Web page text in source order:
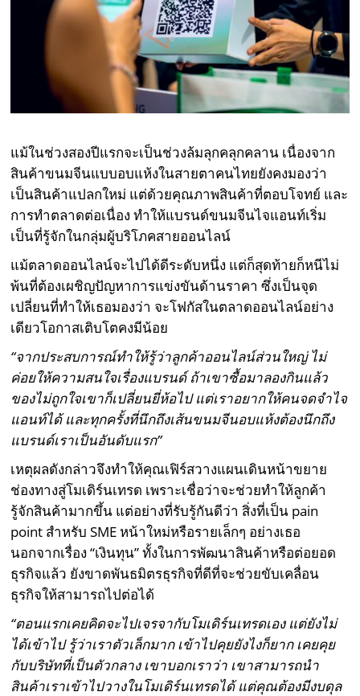
แม้ในช่วงสองปีแรกจะเป็นช่วงล้มลุกคลุกคลาน เนื่องจาก
สินค้าขนมจีนแบบอบแห้งในสายตาคนไทยยังคงมองว่า
เป็นสินค้าแปลกใหม่ แต่ด้วยคุณภาพสินค้าที่ตอบโจทย์ และ
การทำตลาดต่อเนื่อง ทำให้แบรนด์ขนมจีนไจแอนท์เริ่ม
เป็นที่รู้จักในกลุ่มผู้บริโภคสายออนไลน์
แม้ตลาดออนไลน์จะไปได้ดีระดับหนึ่ง แต่ก็สุดท้ายก็หนีไม่
พ้นที่ต้องเผชิญปัญหาการแข่งขันด้านราคา ซึ่งเป็นจุด
เปลี่ยนที่ทำให้เธอมองว่า จะโฟกัสในตลาดออนไลน์อย่าง
เดียวโอกาสเติบโตคงมีน้อย
“จากประสบการณ์ทำให้รู้ว่าลูกค้าออนไลน์ส่วนใหญ่ ไม่
ค่อยให้ความสนใจเรื่องแบรนด์ ถ้าเขาซื้อมาลองกินแล้ว
ของไม่ถูกใจเขาก็เปลี่ยนยี่ห้อไป แต่เราอยากให้คนจดจำไจ
แอนท์ได้ และทุกครั้งที่นึกถึงเส้นขนมจีนอบแห้งต้องนึกถึง
แบรนด์เราเป็นอันดับแรก”
เหตุผลดังกล่าวจึงทำให้คุณเฟิร์สวางแผนเดินหน้าขยาย
ช่องทางสู่โมเดิร์นเทรด เพราะเชื่อว่าจะช่วยทำให้ลูกค้า
รู้จักสินค้ามากขึ้น แต่อย่างที่รับรู้กันดีว่า สิ่งที่เป็น pain
point สำหรับ SME หน้าใหม่หรือรายเล็กๆ อย่างเธอ
นอกจากเรื่อง “เงินทุน” ทั้งในการพัฒนาสินค้าหรือต่อยอด
ธุรกิจแล้ว ยังขาดพันธมิตรธุรกิจที่ดีที่จะช่วยขับเคลื่อน
ธุรกิจให้สามารถไปต่อได้
“ตอนแรกเคยคิดจะไปเจรจากับโมเดิร์นเทรดเอง แต่ยังไม่
ได้เข้าไป รู้ว่าเราตัวเล็กมาก เข้าไปคุยยังไงก็ยาก เคยคุย
กับบริษัทที่เป็นตัวกลาง เขาบอกเราว่า เขาสามารถนำ
สินค้าเราเข้าไปวางในโมเดิร์นเทรดได้ แต่คุณต้องมีงบดุล